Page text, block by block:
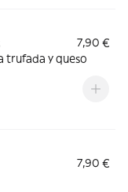
7,90 €
trufada y queso
7,90 €